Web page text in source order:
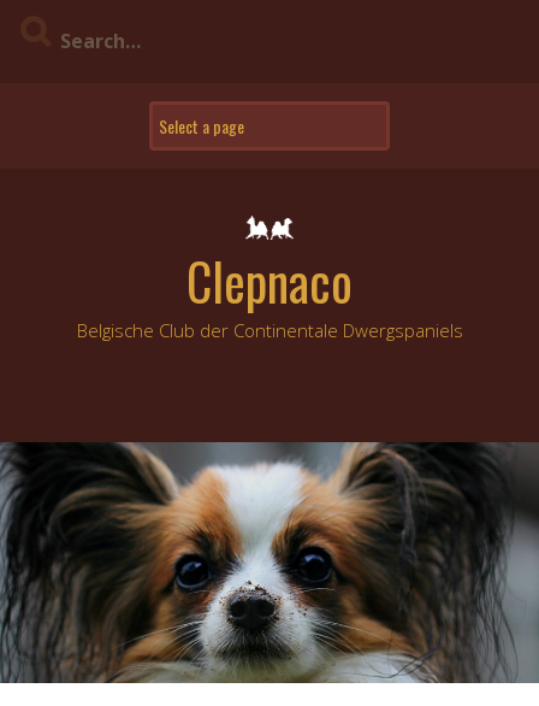
Clepnaco
Belgische Club der Continentale Dwergspaniels